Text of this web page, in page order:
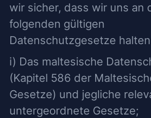
wir sicher, dass wir uns an
folgenden gültigen
Datenschutzgesetze
i) Das maltesische
(Kapitel 586 der
Gesetze) und jegliche
untergeordnete Gesetze;